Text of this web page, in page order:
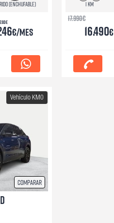
(enchufable)
€/mes
1 km
17.990€
16.490€
Comparar
Vehículo KM0